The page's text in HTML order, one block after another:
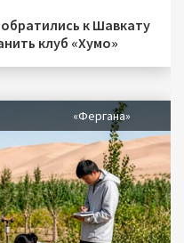
к Шавкату
клуб «Хумо»
«Фергана»